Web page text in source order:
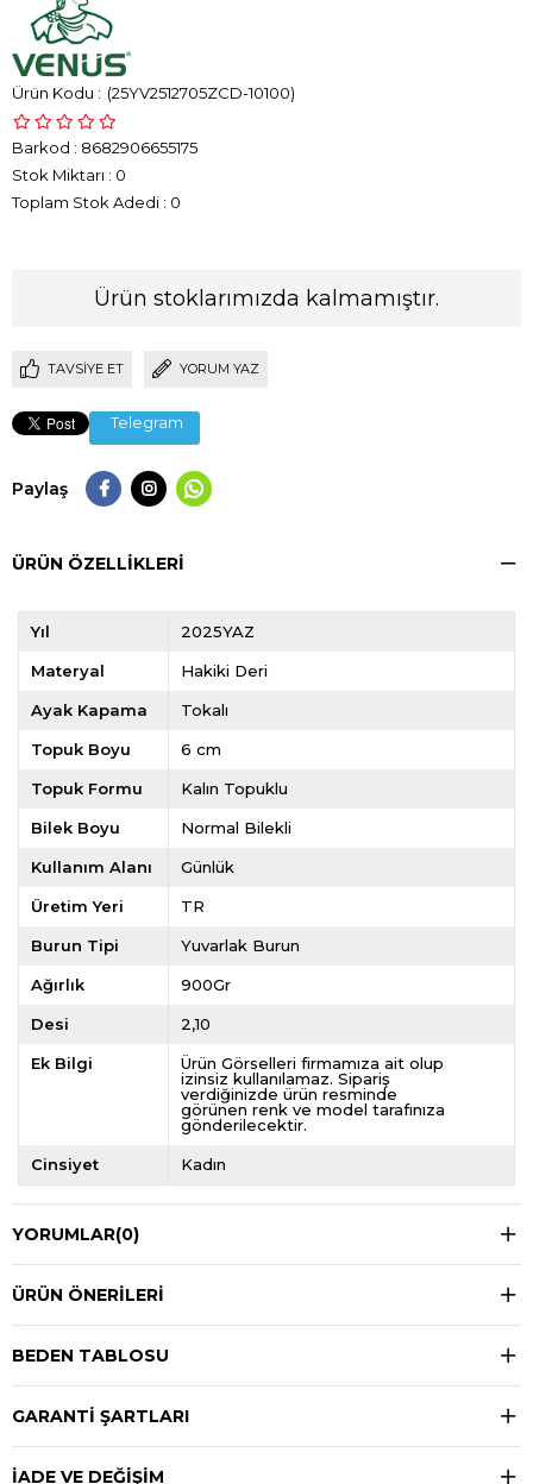
(25YV2512705ZCD-10100)
Barkod : 8682906655175
Stok Miktarı : 0
Toplam Stok Adedi : 0
Ürün stoklarımızda kalmamıştır.
TAVSIYE ET YORUM YAZ
Telegram
Paylaş
ÜRÜN ÖZELLIKLERI
Yıl 2025YAZ
Materyal Hakiki Deri
Ayak Kapama Tokalı
Topuk Boyu 6 cm
Topuk Formu Kalın Topuklu
Bilek Boyu Normal Bilekli
Kullanım Alanı Günlük
Üretim Yeri TR
Burun Tipi Yuvarlak Burun
Ağırlık 900Gr
Desi 2,10
Ek Bilgi
Ürün Görselleri firmamıza ait olup
izinsiz kullanılamaz. Sipariş
verdiğinizde ürün resminde
görünen renk ve model tarafınıza
gönderilecektir.
Cinsiyet Kadın
YORUMLAR(0)
ÜRÜN ÖNERILERI
BEDEN TABLOSU
GARANTİ ŞARTLARI
İADE VE DEĞİŞİM